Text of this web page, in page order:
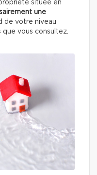
située en
une
de votre niveau
vous consultez.